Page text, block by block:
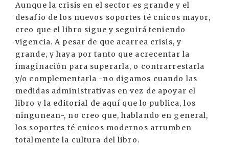
Aunque la crisis en el sector es grande y el
desafío de los nuevos soportes té cnicos mayor,
creo que el libro sigue y seguirá teniendo
vigencia. A pesar de que acarrea crisis, y
grande, y haya por tanto que acrecentar la
imaginación para superarla, o contrarrestarla
y/o complementarla -no digamos cuando las
medidas administrativas en vez de apoyar el
libro y la editorial de aquí que lo publica, los
ningunean-, no creo que, hablando en general,
los soportes té cnicos modernos arrumben
totalmente la cultura del libro.